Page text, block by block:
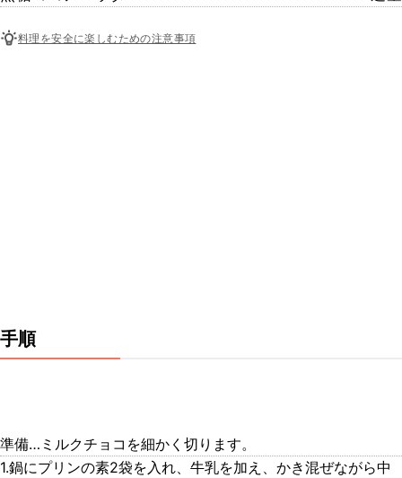
料理を安全に楽しむための注意事項
手順
準備…ミルクチョコを細かく切ります。
1.鍋にプリンの素2袋を入れ、牛乳を加え、かき混ぜながら中